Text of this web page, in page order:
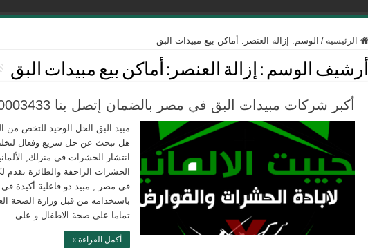
الرئيسية / الوسم: إزالة العنصر: أماكن بيع مبيدات البق
أرشيف الوسم : إزالة العنصر: أماكن بيع مبيدات البق
أكبر شركات مبيدات البق في مصر بالضمان إتصل بنا 01050003433
هل تبحث عن حل سريع وفعال
انتشار الحشرات في منزلك,
الحشرات الزاحفة والطائرة تقدم
في مصر , مبيد ذو فاعلية أكيدة
باستخدامه من قبل وزارة الصحة
تماما علي صحة الاطفال و علي …
أكمل القراءة »